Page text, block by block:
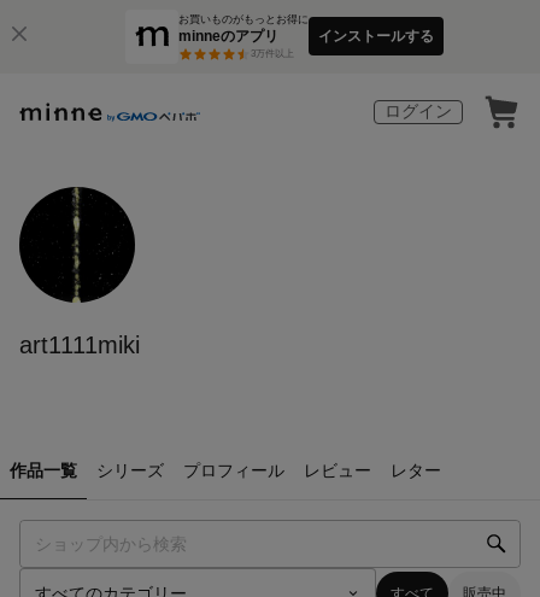
お買いものがもっとお得に
minneのアプリ
3万件以上
インストールする
ログイン
art1111miki
作品一覧 シリーズ プロフィール レビュー レター
すべて 販売中